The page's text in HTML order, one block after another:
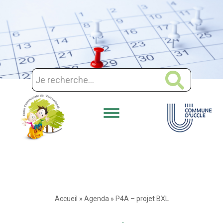
Aller
au
contenu
Accueil » Agenda » P4A – projet BXL